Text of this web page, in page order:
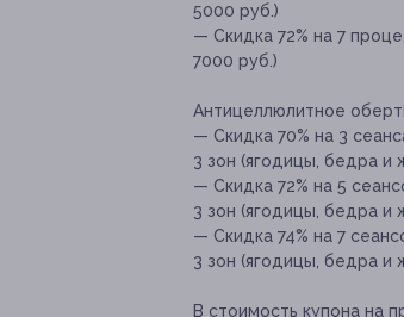
5000 руб.)
— Скидка 72% на 7
7000 руб.)
Антицеллюлитное
— Скидка 70% на 3
3 зон (ягодицы, бедра и
— Скидка 72% на 5
3 зон (ягодицы, бедра и
— Скидка 74% на 7
3 зон (ягодицы, бедра и
В стоимость купона на